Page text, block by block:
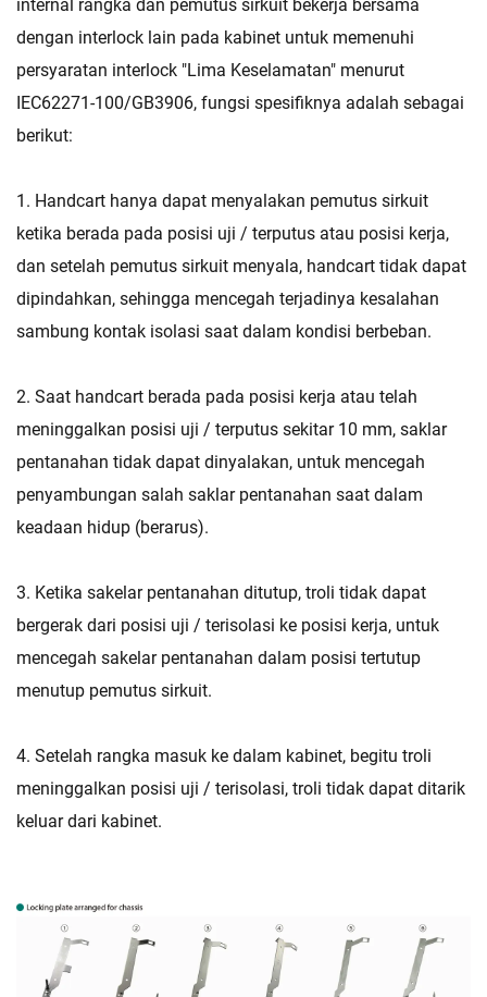
internal rangka dan pemutus sirkuit bekerja bersama
dengan interlock lain pada kabinet untuk memenuhi
persyaratan interlock "Lima Keselamatan" menurut
IEC62271-100/GB3906, fungsi spesifiknya adalah sebagai
berikut:
1. Handcart hanya dapat menyalakan pemutus sirkuit
ketika berada pada posisi uji / terputus atau posisi kerja,
dan setelah pemutus sirkuit menyala, handcart tidak dapat
dipindahkan, sehingga mencegah terjadinya kesalahan
sambung kontak isolasi saat dalam kondisi berbeban.
2. Saat handcart berada pada posisi kerja atau telah
meninggalkan posisi uji / terputus sekitar 10 mm, saklar
pentanahan tidak dapat dinyalakan, untuk mencegah
penyambungan salah saklar pentanahan saat dalam
keadaan hidup (berarus).
3. Ketika sakelar pentanahan ditutup, troli tidak dapat
bergerak dari posisi uji / terisolasi ke posisi kerja, untuk
mencegah sakelar pentanahan dalam posisi tertutup
menutup pemutus sirkuit.
4. Setelah rangka masuk ke dalam kabinet, begitu troli
meninggalkan posisi uji / terisolasi, troli tidak dapat ditarik
keluar dari kabinet.